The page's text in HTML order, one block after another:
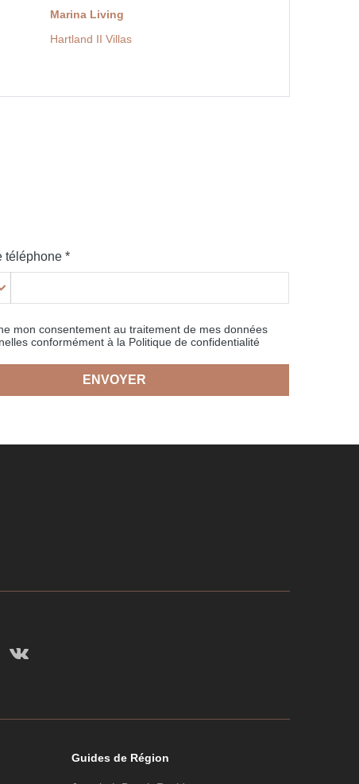
Marina Living
Hartland II Villas
téléphone *
mon consentement au traitement de mes données
conformément à la Politique de confidentialité
ENVOYER
Guides de Région